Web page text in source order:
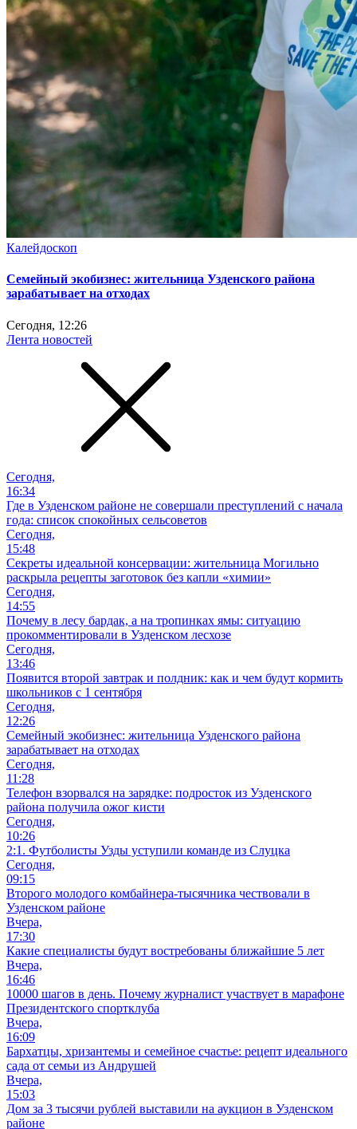
Калейдоскоп
Семейный экобизнес: жительница Узденского района
зарабатывает на отходах
Сегодня, 12:26
Лента новостей
Сегодня,
16:34
Где в Узденском районе не совершали преступлений с начала
года: список спокойных сельсоветов
Сегодня,
15:48
Секреты идеальной консервации: жительница Могильно
раскрыла рецепты заготовок без капли «химии»
Сегодня,
14:55
Почему в лесу бардак, а на тропинках ямы: ситуацию
прокомментировали в Узденском лесхозе
Сегодня,
13:46
Появится второй завтрак и полдник: как и чем будут кормить
школьников с 1 сентября
Сегодня,
12:26
Семейный экобизнес: жительница Узденского района
зарабатывает на отходах
Сегодня,
11:28
Телефон взорвался на зарядке: подросток из Узденского
района получила ожог кисти
Сегодня,
10:26
2:1. Футболисты Узды уступили команде из Слуцка
Сегодня,
09:15
Второго молодого комбайнера-тысячника чествовали в
Узденском районе
Вчера,
17:30
Какие специалисты будут востребованы ближайшие 5 лет
Вчера,
16:46
10000 шагов в день. Почему журналист участвует в марафоне
Президентского спортклуба
Вчера,
16:09
Бархатцы, хризантемы и семейное счастье: рецепт идеального
сада от семьи из Андрушей
Вчера,
15:03
Дом за 3 тысячи рублей выставили на аукцион в Узденском
районе